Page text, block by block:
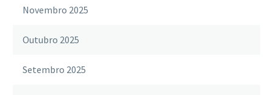
Novembro 2025
Outubro 2025
Setembro 2025